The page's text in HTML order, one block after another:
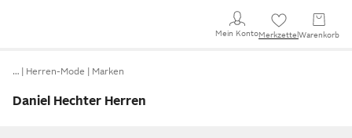
Mein KontoMerkzettel Warenkorb
… Herren-Mode Marken
Daniel Hechter Herren